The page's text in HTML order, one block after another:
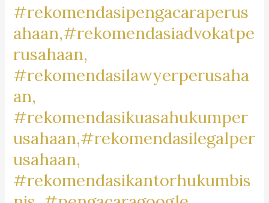
#MotorCommunityRancamanyar,
#JualBeliMotorRancamanyar,
#MotorDijualRancamanyar,
#RancamanyarMotorClub,
#RancamanyarBikeLife,
#RancamanyarMotorMark,
#MotorBaleendah,
#BaleendahRiders,
#BikersBaleendah,
#MotorCommunityBaleendah,
#JualBeliMotorBaleendah,
#rekomendasipengacaraperus
ahaan,#rekomendasiadvokatpe
rusahaan,
#rekomendasilawyerperusaha
an,
#rekomendasikuasahukumper
usahaan,#rekomendasilegalper
usahaan,
#rekomendasikantorhukumbis